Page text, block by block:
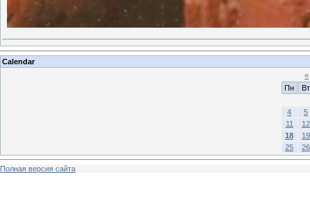
Calendar
«
Пн
Вт
4
5
11
12
18
19
25
26
Полная версия сайта